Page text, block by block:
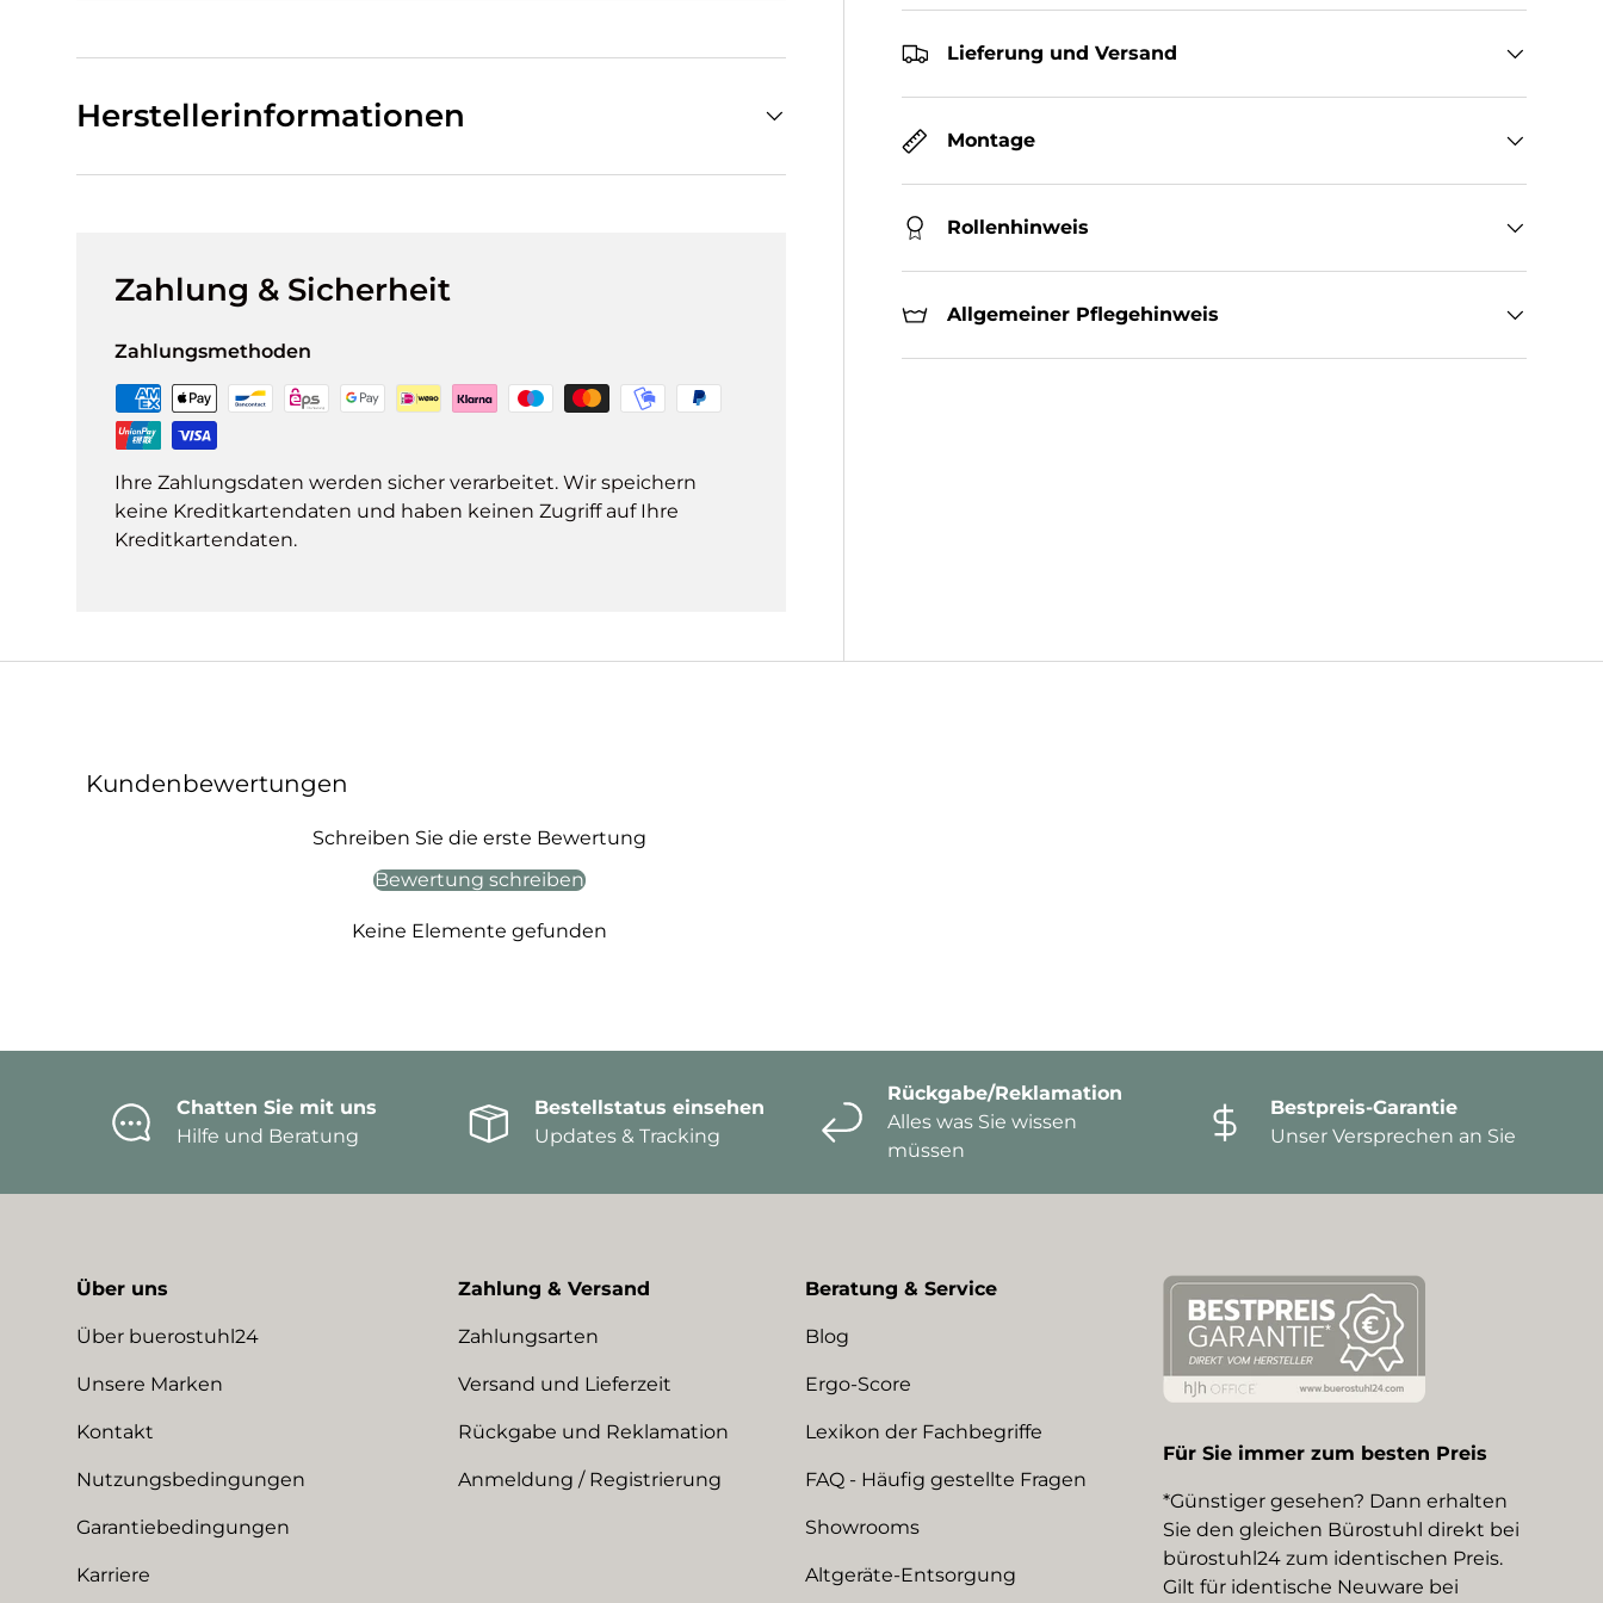
Lieferung und Versand
Montage
Rollenhinweis
Allgemeiner Pflegehinweis
Herstellerinformationen
Zahlung & Sicherheit
Zahlungsmethoden
Ihre Zahlungsdaten werden sicher verarbeitet. Wir speichern
keine Kreditkartendaten und haben keinen Zugriff auf Ihre
Kreditkartendaten.
Kundenbewertungen
Schreiben Sie die erste Bewertung
Bewertung schreiben
Keine Elemente gefunden
Chatten Sie mit uns
Hilfe und Beratung
Bestellstatus einsehen
Updates & Tracking
Rückgabe/Reklamation
Alles was Sie wissen
müssen
Bestpreis-Garantie
Unser Versprechen an Sie
Über uns
Über buerostuhl24
Unsere Marken
Kontakt
Nutzungsbedingungen
Garantiebedingungen
Karriere
Zahlung & Versand
Zahlungsarten
Versand und Lieferzeit
Rückgabe und Reklamation
Anmeldung / Registrierung
Beratung & Service
Blog
Ergo-Score
Lexikon der Fachbegriffe
FAQ - Häufig gestellte Fragen
Showrooms
Altgeräte-Entsorgung
Für Sie immer zum besten Preis
*Günstiger gesehen? Dann erhalten
Sie den gleichen Bürostuhl direkt bei
bürostuhl24 zum identischen Preis.
Gilt für identische Neuware bei